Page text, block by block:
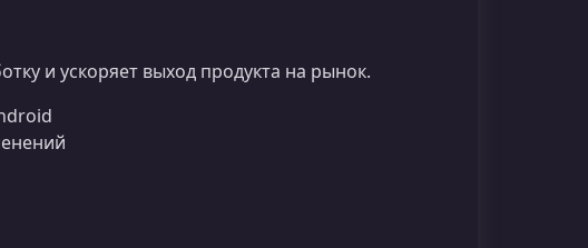
и ускоряет выход продукта на рынок.